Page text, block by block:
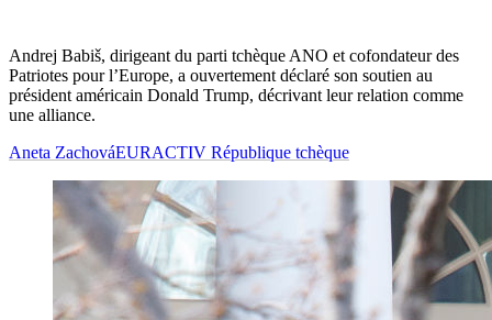
Andrej Babiš, dirigeant du parti tchèque ANO et cofondateur des
Patriotes pour l’Europe, a ouvertement déclaré son soutien au
président américain Donald Trump, décrivant leur relation comme
une alliance.
Aneta ZachováEURACTIV République tchèque